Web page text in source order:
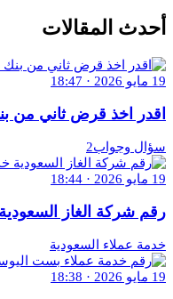
أحدث المقالات
19 مايو 2026 · 18:47
اقدر اخذ قرض ثاني من
سؤال وجواب2
19 مايو 2026 · 18:44
رقم شركة الغاز السعودية خدمة
خدمة عملاء السعودية
19 مايو 2026 · 18:38